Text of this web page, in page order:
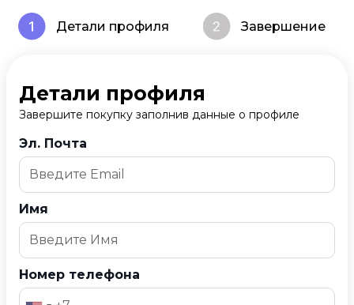
Детали профиля Завершение
Детали профиля
Завершите покупку заполнив данные о профиле
Эл. Почта
Имя
Номер телефона